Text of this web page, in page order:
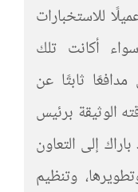
للاستخبارات
أكانت تلك
ثابتًا عن
الوثيقة برئيس
إلى التعاون
وتنظيم